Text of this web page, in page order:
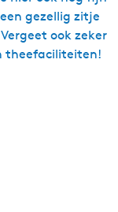
gezellig zitje
ook zeker
theefaciliteiten!